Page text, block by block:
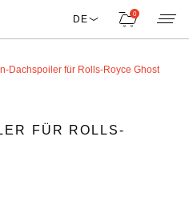
DE 0
Dachspoiler für Rolls-Royce Ghost
FÜR ROLLS-